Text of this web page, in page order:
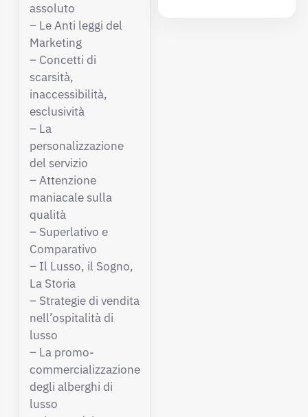
assoluto
– Le Anti leggi del
Marketing
– Concetti di
scarsità,
inaccessibilità,
esclusività
– La
personalizzazione
del servizio
– Attenzione
maniacale sulla
qualità
– Superlativo e
Comparativo
– Il Lusso, il Sogno,
La Storia
– Strategie di vendita
nell’ospitalità di
lusso
– La promo-
commercializzazione
degli alberghi di
lusso